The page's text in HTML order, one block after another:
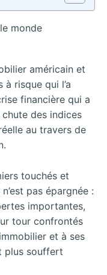
monde
américain et
risque qui l’a
financière qui a
des indices
au travers de
touchés et
pas épargnée :
importantes,
tour confrontés
et à ses
plus souffert